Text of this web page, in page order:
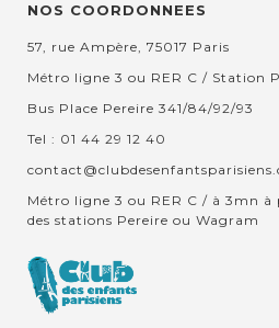
NOS COORDONNEES
57, rue Ampère, 75017 Paris
Métro ligne 3 ou RER C / Station
Bus Place Pereire 341/84/92/93
Tel : 01 44 29 12 40
Métro ligne 3 ou RER C / à 3mn à
des stations Pereire ou Wagram